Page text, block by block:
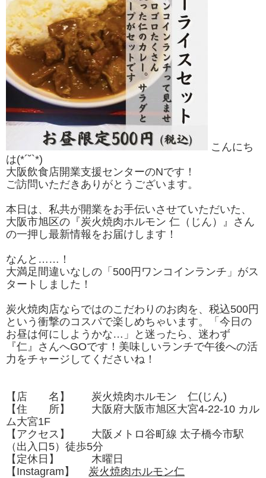
こんにち
は(*´˘`*)
大阪飲食店開業支援センターのNです！
ご訪問いただきありがとうございます。
本日は、私共が開業をお手伝いさせていただいた、
大阪市旭区の『炭火焼肉ホルモン 仁（じん）』さん
の一押し最新情報をお届けします！
なんと……！
大満足間違いなしの「500円ワンコインランチ」がス
タートしました！
炭火焼肉店ならではのこだわりのお肉を、税込500円
という衝撃のコスパで楽しめちゃいます。「今日の
お昼は何にしようかな…」と迷ったら、迷わず
『仁』さんへGOです！美味しいランチで午後への活
力をチャージしてくださいね！
【店 名】 炭火焼肉ホルモン 仁(じん)
【住 所】 大阪府大阪市旭区大宮4-22-10 カル
ム大宮1F
【アクセス】 大阪メトロ谷町線 太子橋今市駅
（出入口5）徒歩5分
【定休日】 木曜日
【Instagram】 炭火焼肉ホルモン仁